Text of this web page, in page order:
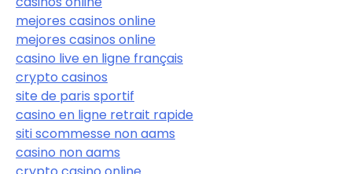
mejores casinos online
mejores casinos online
casino live en ligne français
crypto casinos
site de paris sportif
casino en ligne retrait rapide
siti scommesse non aams
casino non aams